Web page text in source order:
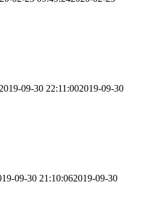
2019-09-30 22:11:002019-09-30
09-30 21:10:062019-09-30